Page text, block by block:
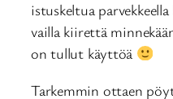
istuskeltua
vailla kiirettä
on tullut käyttöä
Tarkemmin ottaen